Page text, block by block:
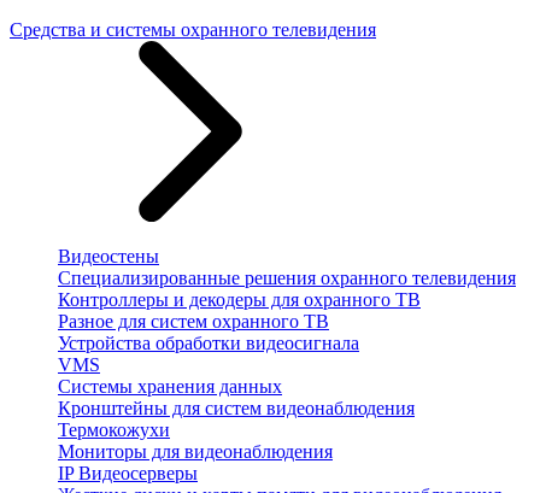
Средства и системы охранного телевидения
Видеостены
Специализированные решения охранного телевидения
Контроллеры и декодеры для охранного ТВ
Разное для систем охранного ТВ
Устройства обработки видеосигнала
VMS
Системы хранения данных
Кронштейны для систем видеонаблюдения
Термокожухи
Мониторы для видеонаблюдения
IP Видеосерверы